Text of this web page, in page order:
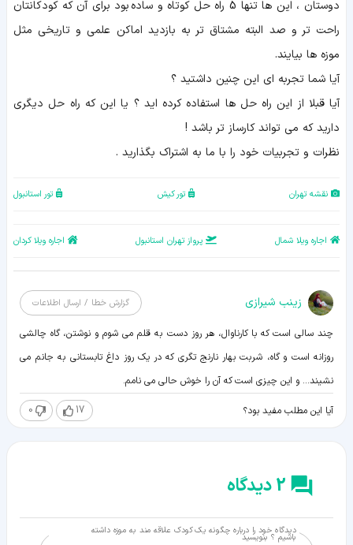
دوستان ، این ها تنها 5 راه حل کوتاه و ساده بود برای آن که کودکانتان
راحت تر و صد البته مشتاق تر به بازدید اماکن علمی و تاریخی مثل
موزه ها بیایند.
آیا شما تجربه ای این چنین داشتید ؟
آیا قبلا از این راه حل ها استفاده کرده اید ؟ یا این که راه حل دیگری
دارید که می تواند کارساز تر باشد !
نظرات و تجربیات خود را با ما به اشتراک بگذارید .
نقشه تهران تور کیش تور استانبول
اجاره ویلا شمال پرواز تهران استانبول اجاره ویلا کردان
زينب شيرازی گزارش خطا / ارسال اطلاعات
چند سالی است که با کارناوال، هر روز دست به قلم می شوم و نوشتن، گاه چالشی
روزانه است و گاه، شربت بهار نارنج تگری که در یک روز داغ تابستانی به جانم می
نشیند... و این چیزی است که آن را خوش حالی می نامم.
آیا این مطلب مفید بود؟ 17
0
2 دیدگاه
دیدگاه خود را درباره چگونه یک کودک علاقه مند به موزه داشته
باشیم ؟ بنویسید